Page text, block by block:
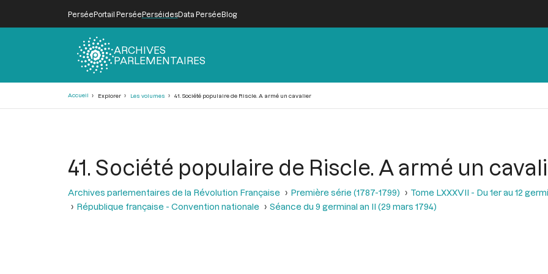
PerséePortail PerséePerséidesData PerséeBlog
ARCHIVES
PARLEMENTAIRES
Accueil Explorer Les volumes 41. Société populaire de Riscle. A armé un cavalier
41. Société populaire de Riscle. A armé un
Archives parlementaires de la Révolution Française Première série (1787-1799)
Tome LXXXVII - Du 1er au 12
République française - Convention nationale
Séance du 9 germinal an II (29 mars 1794)